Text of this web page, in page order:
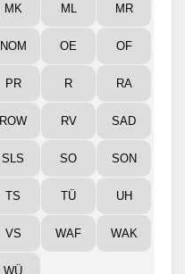
MK ML MR
NOM OE OF
PR R RA
ROW RV SAD
SLS SO SON
TS TÜ UH
VS WAF WAK
WÜ